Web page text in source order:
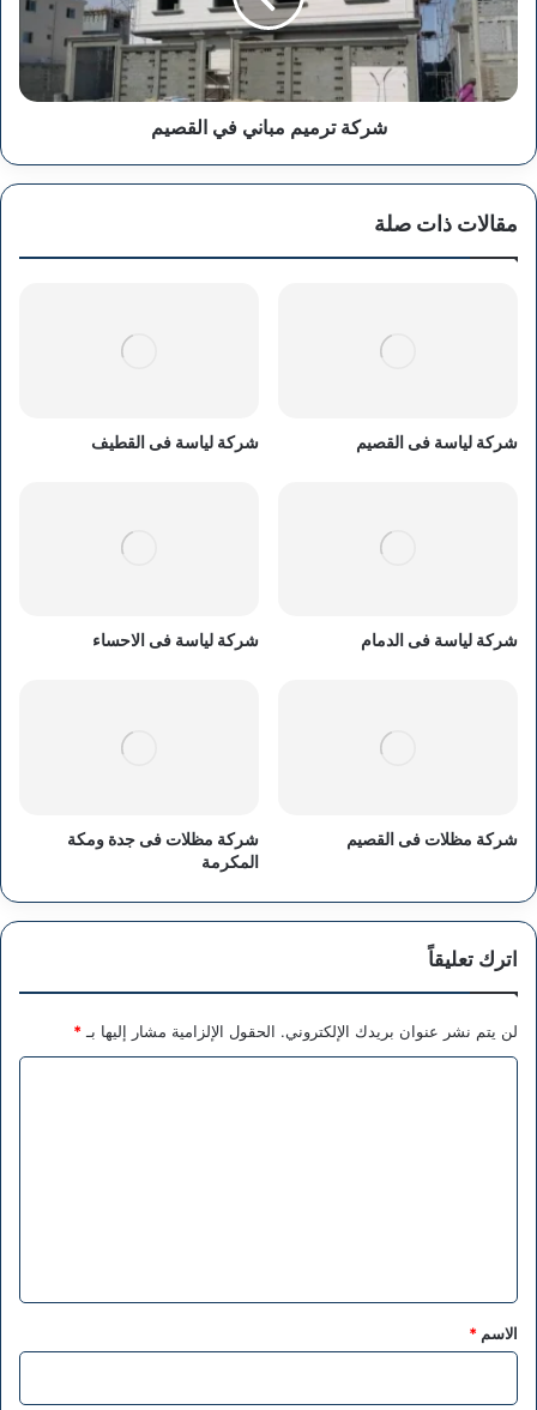
شركة ترميم مباني في القصيم
مقالات ذات صلة
شركة لياسة فى القصيم شركة لياسة فى القطيف
شركة لياسة فى الدمام شركة لياسة فى الاحساء
شركة مظلات فى القصيم
شركة مظلات فى جدة ومكة
المكرمة
اترك تعليقاً
لن يتم نشر عنوان بريدك الإلكتروني. الحقول الإلزامية مشار إليها بـ*
*
الاسم *